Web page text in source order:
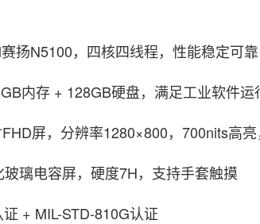
扬N5100，四核四线程，性能稳定可靠
内存 + 128GB硬盘，满足工业软件运
屏，分辨率1280×800，700nits高
玻璃电容屏，硬度7H，支持手套触摸
证 + MIL-STD-810G认证